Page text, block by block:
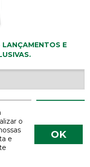
LANÇAMENTOS E
o
e
OK